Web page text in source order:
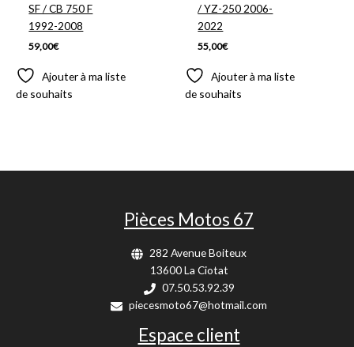
SF / CB 750 F
1992-2008
59,00€
Ajouter à ma liste
de souhaits
/ YZ-250 2006-
2022
55,00€
Ajouter à ma liste
de souhaits
Pièces Motos 67
282 Avenue Boiteux
13600 La Ciotat
07.50.53.92.39
piecesmoto67@hotmail.com
Espace client